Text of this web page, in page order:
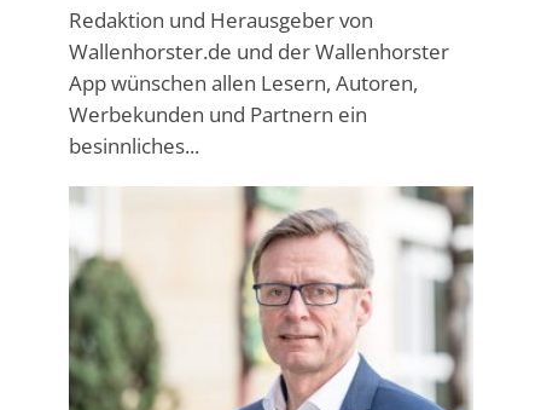
Redaktion und Herausgeber von
Wallenhorster.de und der Wallenhorster
App wünschen allen Lesern, Autoren,
Werbekunden und Partnern ein
besinnliches...